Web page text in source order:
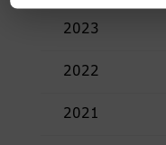
2023
2022
2021